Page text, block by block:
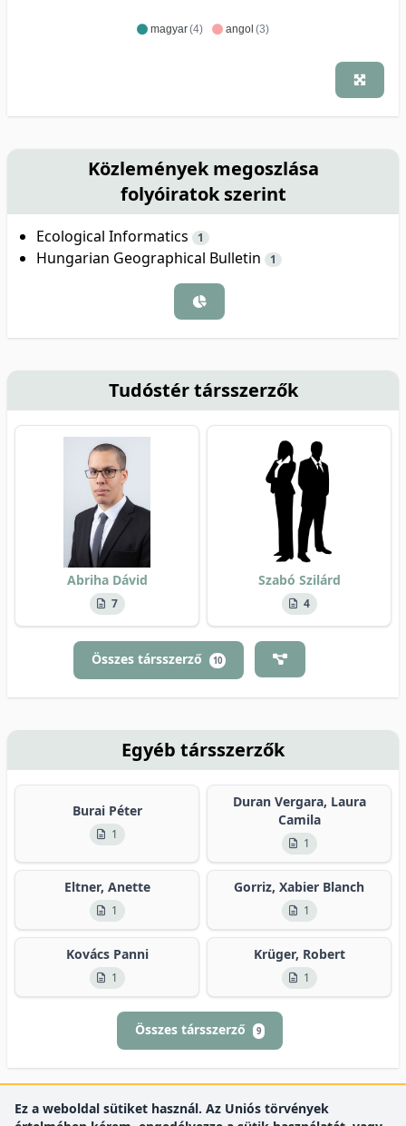
magyar(4) angol (3)
Közlemények megoszlása
folyóiratok szerint
Ecological Informatics 1
Hungarian Geographical Bulletin 1
Tudóstér társszerzők
Abriha Dávid
7
Szabó Szilárd
4
Összes társszerző 10
Egyéb társszerzők
Burai Péter
1
Duran Vergara, Laura
Camila
1
Eltner, Anette
1
Gorriz, Xabier Blanch
1
Kovács Panni
1
Krüger, Robert
1
Összes társszerző 9
Ez a weboldal sütiket használ. Az Uniós törvények